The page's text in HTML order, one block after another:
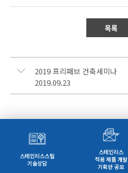
목록
2019 프리패브 건축세미나
2019.09.23
스테인리스스틸
기술상담
스테인리스
적용 제품 개발
기획안 공모